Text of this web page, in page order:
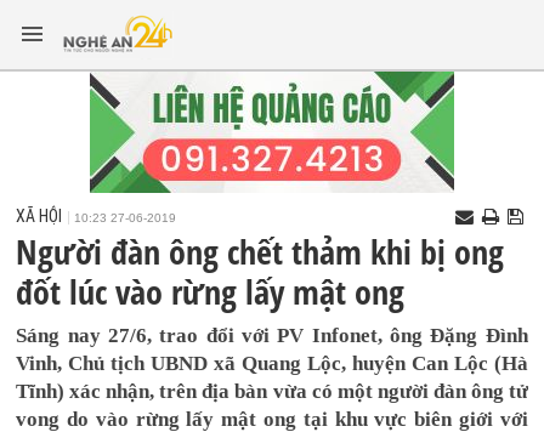
XÃ HỘI 10:23 27-06-2019
Người đàn ông chết thảm khi bị ong
đốt lúc vào rừng lấy mật ong
Sáng nay 27/6, trao đổi với PV Infonet, ông Đặng Đình
Vinh, Chủ tịch UBND xã Quang Lộc, huyện Can Lộc (Hà
Tĩnh) xác nhận, trên địa bàn vừa có một người đàn ông tử
vong do vào rừng lấy mật ong tại khu vực biên giới với